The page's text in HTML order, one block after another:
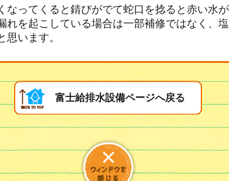
ってくると錆びがでて蛇口を捻ると赤い水
れを起こしている場合は一部補修ではなく、
います。
富士給排水設備ページへ戻る